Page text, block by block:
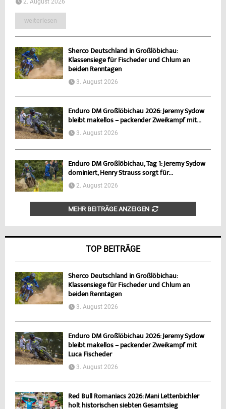
weiterlesen
Sherco Deutschland in Großlöbichau:
Klassensiege für Fischeder und Chlum an
beiden Renntagen
3. August 2026
Enduro DM Großlöbichau 2026: Jeremy Sydow
bleibt makellos – packender Zweikampf mit...
3. August 2026
Enduro DM Großlöbichau, Tag 1: Jeremy Sydow
dominiert, Henry Strauss sorgt für...
2. August 2026
MEHR BEITRÄGE ANZEIGEN
TOP BEITRÄGE
Sherco Deutschland in Großlöbichau:
Klassensiege für Fischeder und Chlum an
beiden Renntagen
3. August 2026
Enduro DM Großlöbichau 2026: Jeremy Sydow
bleibt makellos – packender Zweikampf mit
Luca Fischeder
3. August 2026
Red Bull Romaniacs 2026: Mani Lettenbichler
holt historischen siebten Gesamtsieg